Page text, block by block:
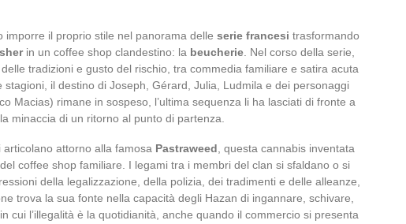
imporre il proprio stile nel panorama delle serie francesi trasformando
in un coffee shop clandestino: la beucherie . Nel corso della serie,
tradizioni e gusto del rischio, tra commedia familiare e satira acuta
stagioni, il destino di Joseph, Gérard, Julia, Ludmila e dei personaggi
Macias) rimane in sospeso, l’ultima sequenza li ha lasciati di fronte a
minaccia di un ritorno al punto di partenza.
attorno alla famosa Pastraweed , questa cannabis inventata
coffee shop familiare. I legami tra i membri del clan si sfaldano o si
della legalizzazione, della polizia, dei tradimenti e delle alleanze,
trova la sua fonte nella capacità degli Hazan di ingannare, schivare,
cui l’illegalità è la quotidianità, anche quando il commercio si presenta